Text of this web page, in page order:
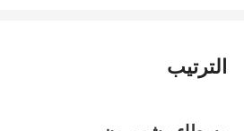
الترتيب